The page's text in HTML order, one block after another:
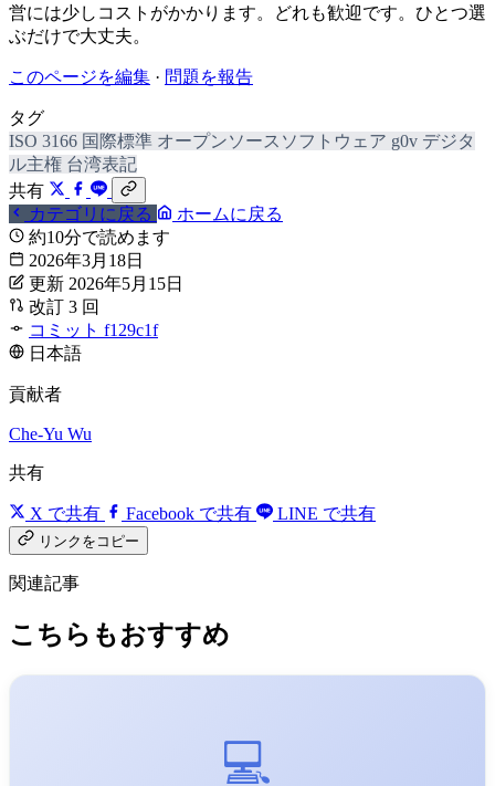
営には少しコストがかかります。どれも歓迎です。ひとつ選
ぶだけで大丈夫。
このページを編集 · 問題を報告
タグ
ISO 3166 国際標準 オープンソースソフトウェア g0v デジタ
ル主権 台湾表記
共有
カテゴリに戻る
ホームに戻る
約10分で読めます
2026年3月18日
更新 2026年5月15日
改訂 3 回
コミット f129c1f
日本語
貢献者
Che-Yu Wu
共有
X で共有 Facebook で共有 LINE で共有
リンクをコピー
関連記事
こちらもおすすめ
💻